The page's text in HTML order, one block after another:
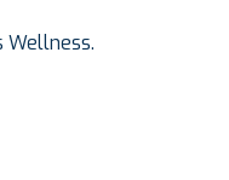
Wellness.